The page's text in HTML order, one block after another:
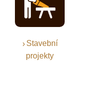
Stavební
projekty